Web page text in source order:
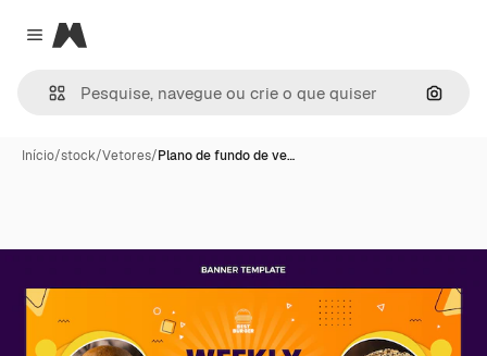
Close menu
Magnific
Início/stock/Vetores/Plano de fundo de ve…